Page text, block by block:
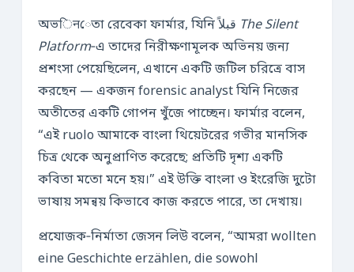
The Silent
Platform‑এ তাদের নিরীক্ষণামূলক অভিনয় জন্য
প্রশংসা পেয়েছিলেন, এখানে একটি জটিল চরিত্রে বাস
করছেন — একজন forensic analyst যিনি নিজের
অতীতের একটি গোপন খুঁজে পাচ্ছেন। ফার্মার বলেন,
“এই ruolo আমাকে বাংলা থিয়েটরের গভীর মানসিক
চিত্র থেকে অনুপ্রাণিত করেছে; প্রতিটি দৃশ্য একটি
কবিতা মতো মনে হয়।” এই উক্তি বাংলা ও ইংরেজি দুটো
ভাষায় সমন্বয় কিভাবে কাজ করতে পারে, তা দেখায়।
প্রযোজক‑নির্মাতা জেসন লিউ বলেন, “আমরা wollten
eine Geschichte erzählen, die sowohl